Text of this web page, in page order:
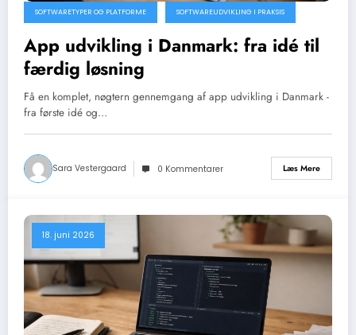
SOFTWARETYPER OG PLATFORME SOFTWAREUDVIKLING I PRAKSIS
App udvikling i Danmark: fra idé til
færdig løsning
Få en komplet, nøgtern gennemgang af app udvikling i Danmark -
fra første idé og…
Sara Vestergaard 0 Kommentarer Læs Mere
18. juni 2026